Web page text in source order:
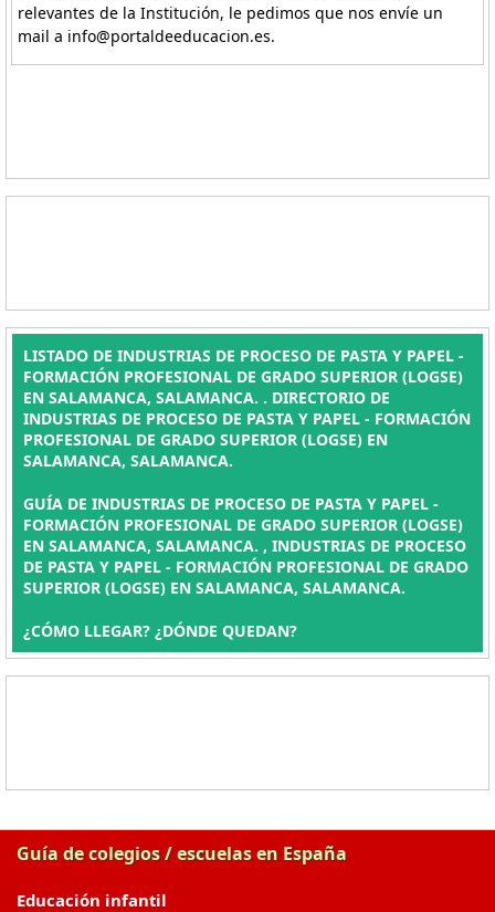
relevantes de la Institución, le pedimos que nos envíe un
mail a info@portaldeeducacion.es.
LISTADO DE INDUSTRIAS DE PROCESO DE PASTA Y PAPEL -
FORMACIÓN PROFESIONAL DE GRADO SUPERIOR (LOGSE)
EN SALAMANCA, SALAMANCA. . DIRECTORIO DE
INDUSTRIAS DE PROCESO DE PASTA Y PAPEL - FORMACIÓN
PROFESIONAL DE GRADO SUPERIOR (LOGSE) EN
SALAMANCA, SALAMANCA.
GUÍA DE INDUSTRIAS DE PROCESO DE PASTA Y PAPEL -
FORMACIÓN PROFESIONAL DE GRADO SUPERIOR (LOGSE)
EN SALAMANCA, SALAMANCA. , INDUSTRIAS DE PROCESO
DE PASTA Y PAPEL - FORMACIÓN PROFESIONAL DE GRADO
SUPERIOR (LOGSE) EN SALAMANCA, SALAMANCA.
¿CÓMO LLEGAR? ¿DÓNDE QUEDAN?
Guía de colegios / escuelas en España
Educación infantil